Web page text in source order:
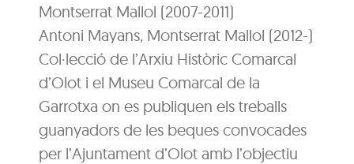
Montserrat Mallol (2007-2011)
Antoni Mayans, Montserrat Mallol (2012-)
Col·lecció de l’Arxiu Històric Comarcal
d’Olot i el Museu Comarcal de la
Garrotxa on es publiquen els treballs
guanyadors de les beques convocades
per l’Ajuntament d’Olot amb l’objectiu